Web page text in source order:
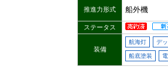
推進力形式 船外機
ステータス
装備
航海灯 デ
船底塗装